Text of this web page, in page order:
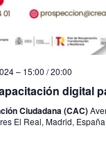
– 15:00 /20:00
digital
Ciudadana (CAC)
El Real, Madrid, España